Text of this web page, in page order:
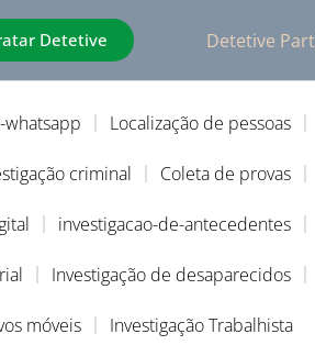
Detetive Detetive
Localização de pessoas
criminal Coleta de provas
investigacao-de-antecedentes
Investigação de desaparecidos
móveis Investigação Trabalhista